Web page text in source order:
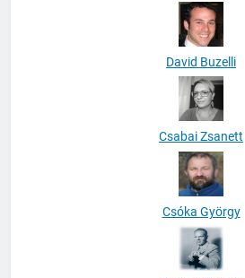
David Buzelli
Csabai Zsanett
Csóka György